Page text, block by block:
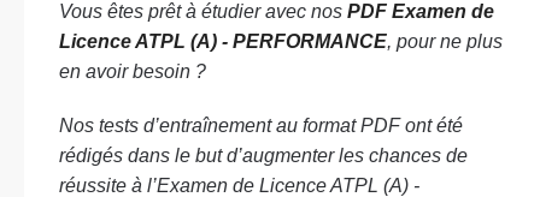
Vous êtes prêt à étudier avec nos PDF Examen de
Licence ATPL (A) - PERFORMANCE, pour ne plus
en avoir besoin ?
Nos tests d’entraînement au format PDF ont été
rédigés dans le but d’augmenter les chances de
réussite à l’Examen de Licence ATPL (A) -